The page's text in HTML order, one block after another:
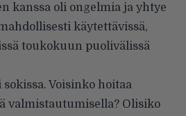
kanssa oli ongelmia ja yhtye
käytettävissä,
toukokuun puolivälissä
Voisinko hoitaa
valmistautumisella? Olisiko